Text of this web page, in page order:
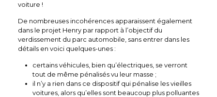
voiture !
De nombreuses incohérences apparaissent également
dans le projet Henry par rapport à l’objectif du
verdissement du parc automobile, sans entrer dans les
détails en voici quelques-unes :
certains véhicules, bien qu’électriques, se verront
tout de même pénalisés vu leur masse ;
il n’y a rien dans ce dispositif qui pénalise les vieilles
voitures, alors qu’elles sont beaucoup plus polluantes